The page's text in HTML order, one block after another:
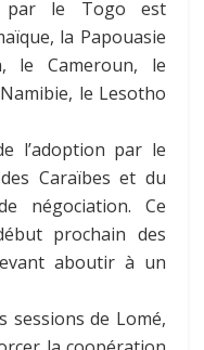
par le Togo est
la Papouasie
le Cameroun, le
le Lesotho
l’adoption par le
Caraïbes et du
négociation. Ce
prochain des
aboutir à un
sessions de Lomé,